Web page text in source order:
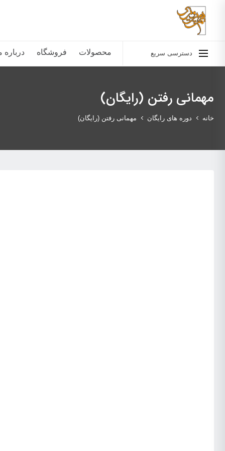
دسترسی سریع محصولات فروشگاه درباره
مهمانی رفتن (رایگان)
خانه دوره های رایگان مهمانی رفتن (رایگان)